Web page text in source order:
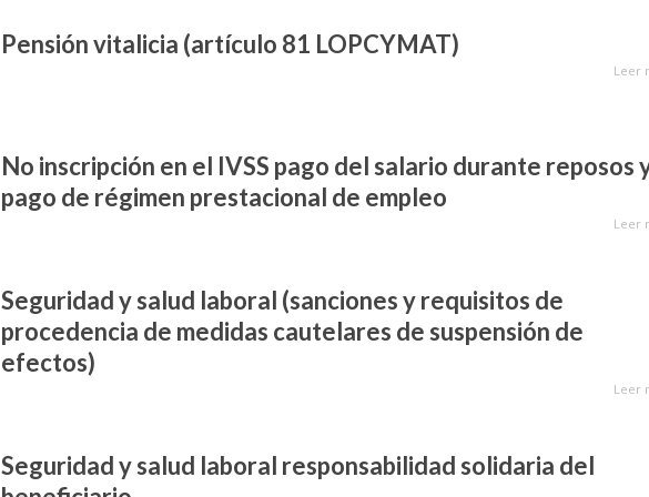
Pensión vitalicia (artículo 81 LOPCYMAT)
Leer
No inscripción en el IVSS pago del salario durante reposos
pago de régimen prestacional de empleo
Leer
Seguridad y salud laboral (sanciones y requisitos de
procedencia de medidas cautelares de suspensión de
efectos)
Leer
Seguridad y salud laboral responsabilidad solidaria del